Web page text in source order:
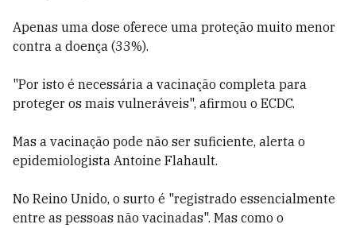
Apenas uma dose oferece uma proteção muito menor
contra a doença (33%).
"Por isto é necessária a vacinação completa para
proteger os mais vulneráveis", afirmou o ECDC.
Mas a vacinação pode não ser suficiente, alerta o
epidemiologista Antoine Flahault.
No Reino Unido, o surto é "registrado essencialmente
entre as pessoas não vacinadas". Mas como o